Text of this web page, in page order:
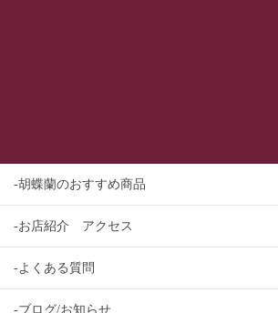
-胡蝶蘭のおすすめ商品
-お店紹介 アクセス
-よくある質問
-ブログ/お知らせ